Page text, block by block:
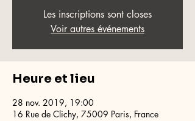
Les inscriptions sont closes
Voir autres événements
Heure et lieu
28 nov. 2019, 19:00
16 Rue de Clichy, 75009 Paris, France